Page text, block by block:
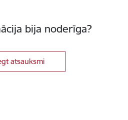
bija noderīga?
atsauksmi